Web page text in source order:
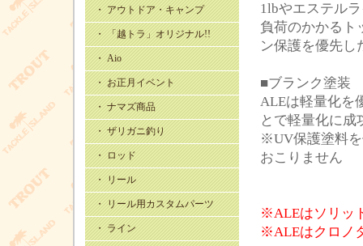
・ アウトドア・キャンプ
・ 「越トラ」オリジナル!!
・ Aio
・ お正月イベント
・ ナマズ商品
・ ザリガニ釣り
・ ロッド
・ リール
・ リール用カスタムパーツ
・ ライン
1lbやエステル
負荷のかかるト
ン保護を優先し
■ブランク塗装
ALEは軽量化を
とで軽量化に成
※UV保護塗料
おこりません
※ALEはソリッ
※ALEはクロノ